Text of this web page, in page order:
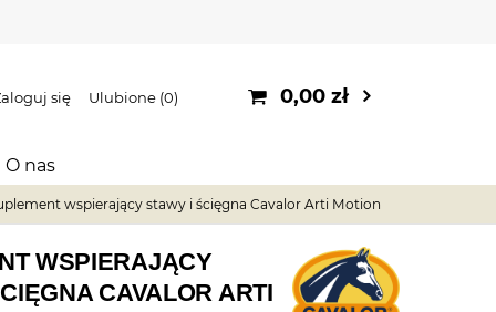
się Ulubione 0 0,00 zł
O nas
wspierający stawy i ścięgna Cavalor Arti Motion
WSPIERAJĄCY
CAVALOR ARTI